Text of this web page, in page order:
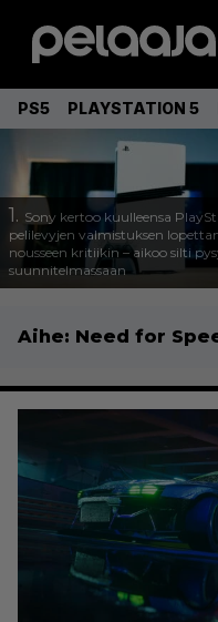
PS5 PLAYSTATION 5
1. Sony kertoo kuulleensa
pelilevyjen valmistuksen
nousseen kritiikin – aikoo silti
suunnitelmassaan
Aihe: Need for